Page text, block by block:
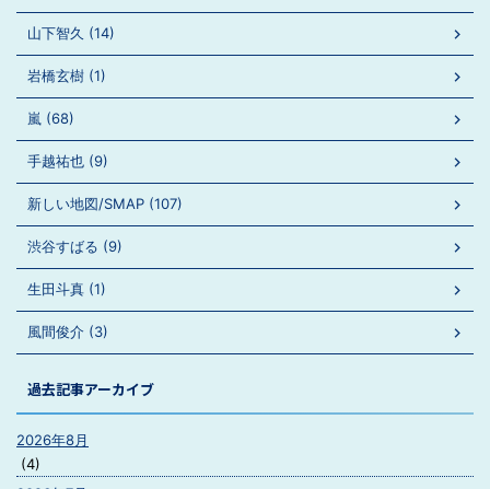
山下智久 (14)
岩橋玄樹 (1)
嵐 (68)
手越祐也 (9)
新しい地図/SMAP (107)
渋谷すばる (9)
生田斗真 (1)
風間俊介 (3)
過去記事アーカイブ
2026年8月
(4)